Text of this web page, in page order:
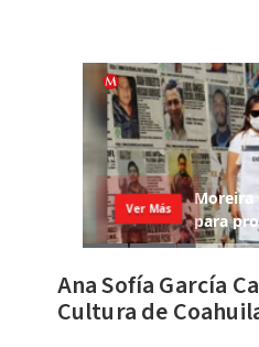
Ana Sofía García
Cultura de